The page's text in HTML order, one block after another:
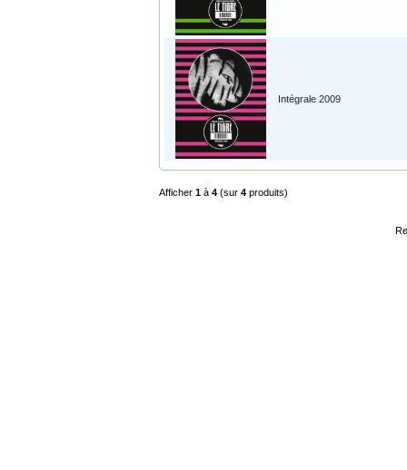
Intégrale 2009
Afficher 1 à 4 (sur 4 produits)